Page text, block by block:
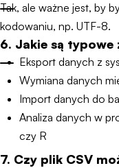
Tak, ale ważne jest, by
kodowaniu, np. UTF-8.
6. Jakie są
Eksport danych z
Wymiana danych
Import danych do
Analiza danych w
czy R
7. Czy plik CSV